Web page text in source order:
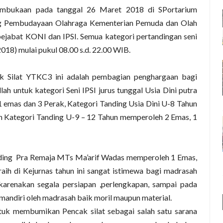
pada tanggal 26 Maret 2018 di SPortarium
Olahraga Kementerian Pemuda dan Olah
KONI dan IPSI. Semua kategori pertandingan seni
mulai pukul 08.00 s.d. 22.00 WIB.
Silat YTKC3 ini adalah pembagian penghargaan bagi
untuk kategori Seni IPSI jurus tunggal Usia Dini putra
dan 3 Perak, Kategori Tanding Usia Dini U-8 Tahun
Tanding U-9 – 12 Tahun memperoleh 2 Emas, 1
Pra Remaja MTs Ma’arif Wadas memperoleh 1 Emas,
di Kejurnas tahun ini sangat istimewa bagi madrasah
segala persiapan ,perlengkapan, sampai pada
oleh madrasah baik moril maupun material.
membumikan Pencak silat sebagai salah satu sarana